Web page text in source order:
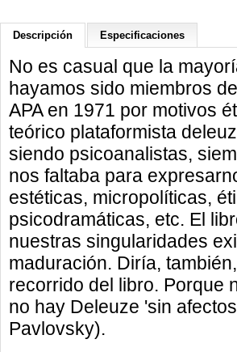
Descripción Especificaciones
No es casual que la
hayamos sido miembros
APA en 1971 por motivos
teórico plataformista
siendo psicoanalistas,
nos faltaba para
estéticas, micropolíticas,
psicodramáticas, etc. El
nuestras singularidades
maduración. Diría,
recorrido del libro. Porque
no hay Deleuze 'sin
Pavlovsky).